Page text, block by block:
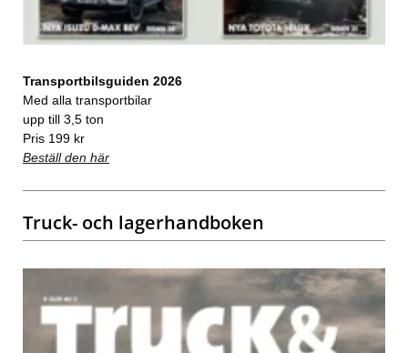
Transportbilsguiden 2026
Med alla transportbilar
upp till 3,5 ton
Pris 199 kr
Beställ den här
Truck- och lagerhandboken